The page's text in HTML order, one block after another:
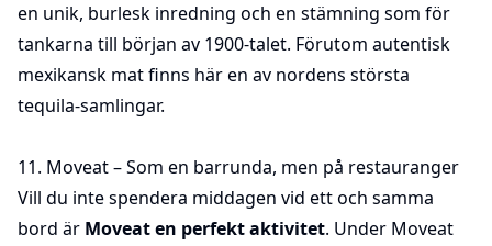
en unik, burlesk inredning och en stämning som för
tankarna till början av 1900-talet. Förutom autentisk
mexikansk mat finns här en av nordens största
tequila-samlingar.
11. Moveat – Som en barrunda, men på restauranger
Vill du inte spendera middagen vid ett och samma
bord är Moveat en perfekt aktivitet. Under Moveat